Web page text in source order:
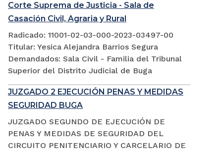
Corte Suprema de Justicia - Sala de
Casación Civil, Agraria y Rural
Radicado: 11001-02-03-000-2023-03497-00
Titular: Yesica Alejandra Barrios Segura
Demandados: Sala Civil - Familia del Tribunal
Superior del Distrito Judicial de Buga
JUZGADO 2 EJECUCIÓN PENAS Y MEDIDAS
SEGURIDAD BUGA
JUZGADO SEGUNDO DE EJECUCIÓN DE
PENAS Y MEDIDAS DE SEGURIDAD DEL
CIRCUITO PENITENCIARIO Y CARCELARIO DE